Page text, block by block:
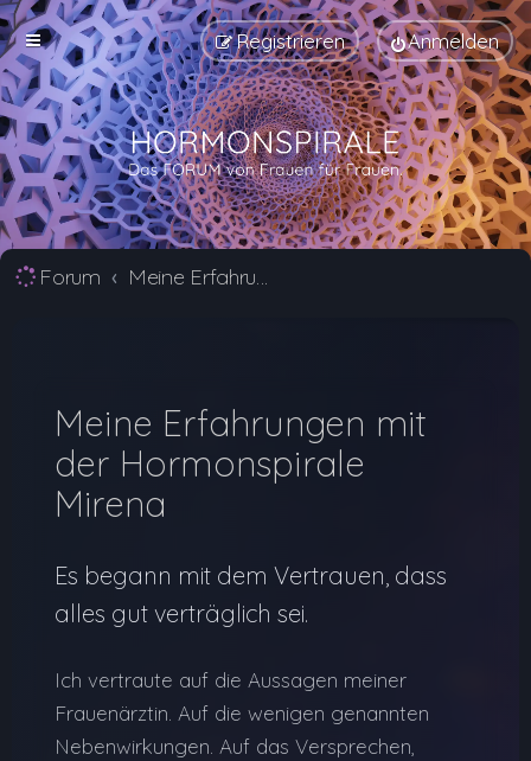
Anmelden
Registrieren
Forum Meine Erfahrungen mit der Hormonspirale Mirena | Hormonspirale Forum
Meine Erfahrungen mit
der Hormonspirale
Mirena
Es begann mit dem Vertrauen, dass
alles gut verträglich sei.
Ich vertraute auf die Aussagen meiner
Frauenärztin. Auf die wenigen genannten
Nebenwirkungen. Auf das Versprechen,